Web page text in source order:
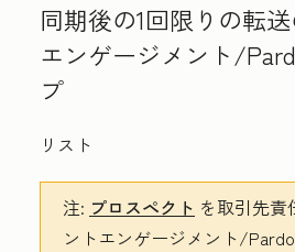
同期後の1回限りの転
エンゲージメント/
プ
リスト
注: プロスペクト を取引先責
ントエンゲージメント/